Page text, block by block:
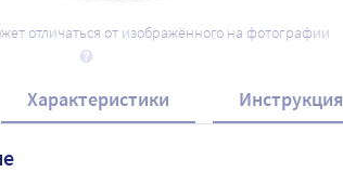
отличаться от изображённого на фотографии
Характеристики Инструкция